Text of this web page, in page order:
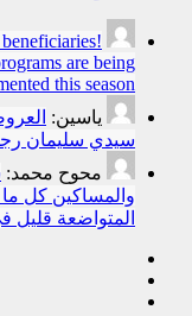
are being
this season.
ياسين:
سيدي سليمان
محوح محمد:
والمساكين كل
المتواضعة